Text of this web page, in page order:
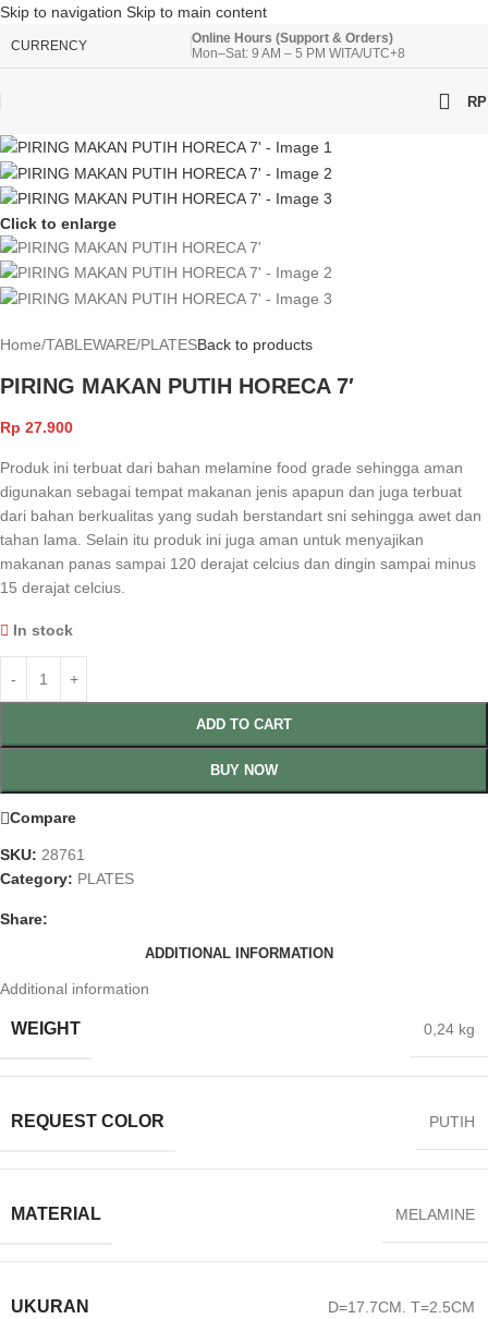
Skip to navigation Skip to main content
CURRENCY
Online Hours (Support & Orders)
Mon–Sat: 9 AM – 5 PM WITA/UTC+8
RP
Click to enlarge
Home/TABLEWARE/PLATESBack to products
PIRING MAKAN PUTIH HORECA 7′
Rp 27.900
Produk ini terbuat dari bahan melamine food grade sehingga aman
digunakan sebagai tempat makanan jenis apapun dan juga terbuat
dari bahan berkualitas yang sudah berstandart sni sehingga awet dan
tahan lama. Selain itu produk ini juga aman untuk menyajikan
makanan panas sampai 120 derajat celcius dan dingin sampai minus
15 derajat celcius.
In stock
ADD TO CART
BUY NOW
Compare
SKU: 28761
Category: PLATES
Share:
ADDITIONAL INFORMATION
Additional information
WEIGHT 0,24 kg
REQUEST COLOR PUTIH
MATERIAL MELAMINE
UKURAN D=17.7CM. T=2.5CM